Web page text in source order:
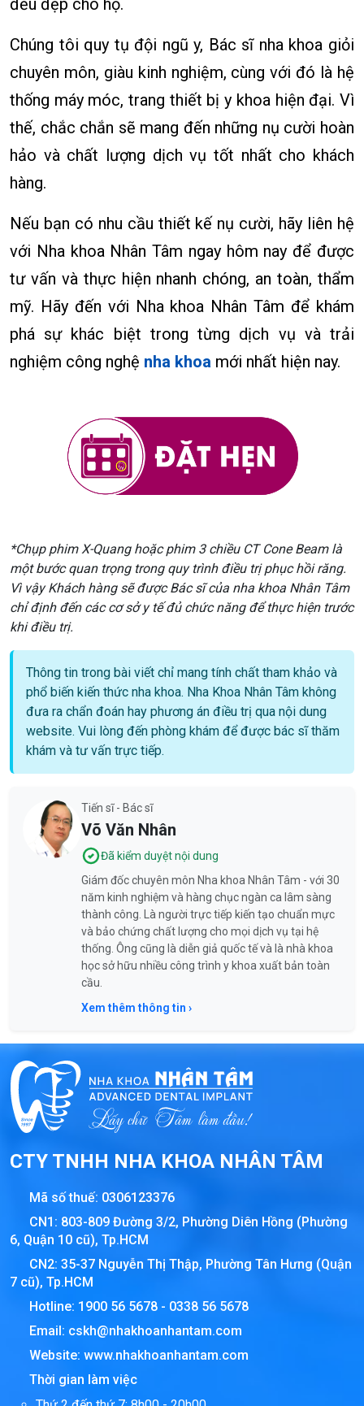
đều đẹp cho họ.
Chúng tôi quy tụ đội ngũ y, Bác sĩ nha khoa giỏi
chuyên môn, giàu kinh nghiệm, cùng với đó là hệ
thống máy móc, trang thiết bị y khoa hiện đại. Vì
thế, chắc chắn sẽ mang đến những nụ cười hoàn
hảo và chất lượng dịch vụ tốt nhất cho khách
hàng.
Nếu bạn có nhu cầu thiết kế nụ cười, hãy liên hệ
với Nha khoa Nhân Tâm ngay hôm nay để được
tư vấn và thực hiện nhanh chóng, an toàn, thẩm
mỹ. Hãy đến với Nha khoa Nhân Tâm để khám
phá sự khác biệt trong từng dịch vụ và trải
nghiệm công nghệ nha khoa mới nhất hiện nay.
*Chụp phim X-Quang hoặc phim 3 chiều CT Cone Beam là
một bước quan trọng trong quy trình điều trị phục hồi răng.
Vì vậy Khách hàng sẽ được Bác sĩ của nha khoa Nhân Tâm
chỉ định đến các cơ sở y tế đủ chức năng để thực hiện trước
khi điều trị.
Thông tin trong bài viết chỉ mang tính chất tham khảo và
phổ biến kiến thức nha khoa. Nha Khoa Nhân Tâm không
đưa ra chẩn đoán hay phương án điều trị qua nội dung
website. Vui lòng đến phòng khám để được bác sĩ thăm
khám và tư vấn trực tiếp.
Tiến sĩ - Bác sĩ
Võ Văn Nhân
Đã kiểm duyệt nội dung
Giám đốc chuyên môn Nha khoa Nhân Tâm - với 30
năm kinh nghiệm và hàng chục ngàn ca lâm sàng
thành công. Là người trực tiếp kiến tạo chuẩn mực
và bảo chứng chất lượng cho mọi dịch vụ tại hệ
thống. Ông cũng là diễn giả quốc tế và là nhà khoa
học sở hữu nhiều công trình y khoa xuất bản toàn
cầu.
Xem thêm thông tin ›
CTY TNHH NHA KHOA NHÂN TÂM
Mã số thuế: 0306123376
CN1: 803-809 Đường 3/2, Phường Diên Hồng (Phường
6, Quận 10 cũ), Tp.HCM
CN2: 35-37 Nguyễn Thị Thập, Phường Tân Hưng (Quận
7 cũ), Tp.HCM
Hotline: 1900 56 5678 - 0338 56 5678
Email: cskh@nhakhoanhantam.com
Website: www.nhakhoanhantam.com
Thời gian làm việc